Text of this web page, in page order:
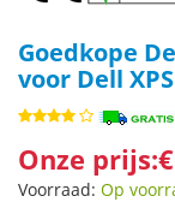
Goedkope
voor Dell
Onze
Voorraad: Op